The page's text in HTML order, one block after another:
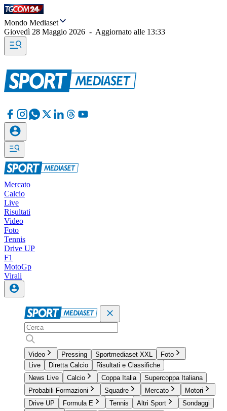
Mondo Mediaset
Giovedì 28 Maggio 2026 - Aggiornato alle 13:33
Mercato
Calcio
Live
Risultati
Video
Foto
Tennis
Drive UP
F1
MotoGp
Virali
Video Pressing Sportmediaset XXL
Foto
Live
Diretta Calcio
Risultati e Classifiche
News Live
Calcio Coppa Italia
Supercoppa Italiana
Probabili Formazioni
Squadre Mercato
Motori
Drive UP
Formula E Tennis Altri Sport
Sondaggi